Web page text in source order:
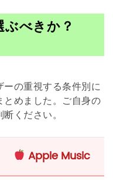
べきか？
の重視する条件別に
めました。ご自身の
ください。
Apple Music